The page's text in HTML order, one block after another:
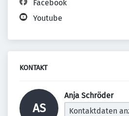
Facebook
Youtube
KONTAKT
AS
Anja Schröder
Kontaktdaten